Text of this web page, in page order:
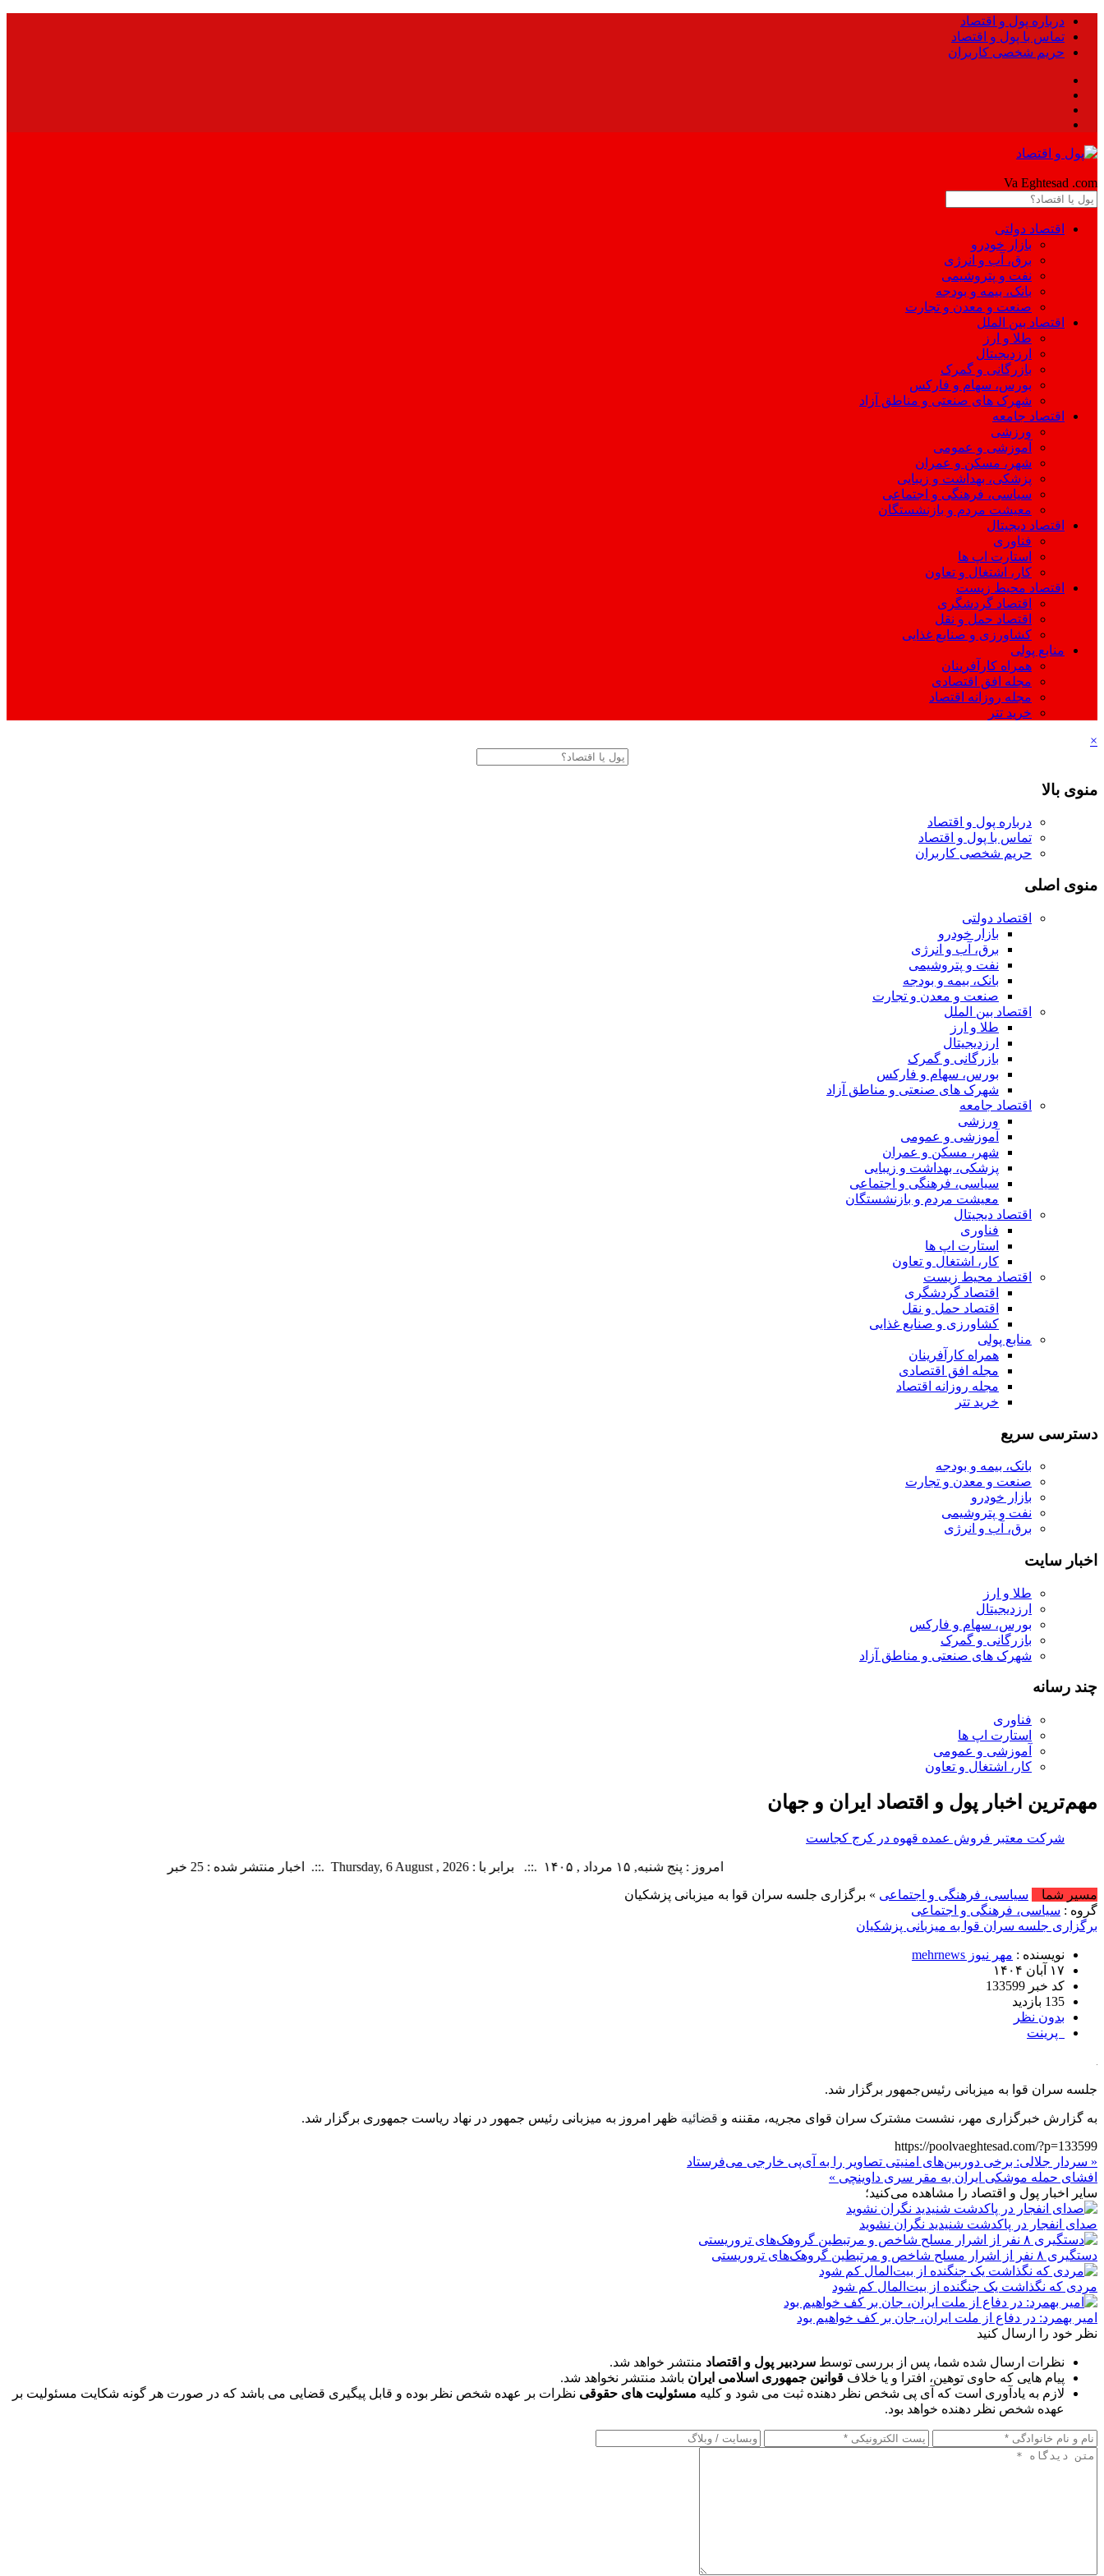
درباره پول و اقتصاد
تماس با پول و اقتصاد
حریم شخصی کاربران
Va Eghtesad .com
اقتصاد دولتی
بازار خودرو
برق، آب و انرژی
نفت و پتروشیمی
بانک، بیمه و بودجه
صنعت و معدن و تجارت
اقتصاد بین الملل
طلا و ارز
ارزدیجیتال
بازرگانی و گمرک
بورس، سهام و فارکس
شهرک های صنعتی و مناطق آزاد
اقتصاد جامعه
ورزشی
آموزشی و عمومی
شهر، مسکن و عمران
پزشکی، بهداشت و زیبایی
سیاسی، فرهنگی و اجتماعی
معیشت مردم و بازنشستگان
اقتصاد دیجیتال
فناوری
استارت اپ ها
کار، اشتغال و تعاون
اقتصاد محیط زیست
اقتصاد گردشگری
اقتصاد حمل و نقل
کشاورزی و صنایع غذایی
منابع پولی
همراه کارآفرینان
مجله افق اقتصادی
مجله روزانه اقتصاد
خرید تتر
×
منوی بالا
درباره پول و اقتصاد
تماس با پول و اقتصاد
حریم شخصی کاربران
منوی اصلی
اقتصاد دولتی
بازار خودرو
برق، آب و انرژی
نفت و پتروشیمی
بانک، بیمه و بودجه
صنعت و معدن و تجارت
اقتصاد بین الملل
طلا و ارز
ارزدیجیتال
بازرگانی و گمرک
بورس، سهام و فارکس
شهرک های صنعتی و مناطق آزاد
اقتصاد جامعه
ورزشی
آموزشی و عمومی
شهر، مسکن و عمران
پزشکی، بهداشت و زیبایی
سیاسی، فرهنگی و اجتماعی
معیشت مردم و بازنشستگان
اقتصاد دیجیتال
فناوری
استارت اپ ها
کار، اشتغال و تعاون
اقتصاد محیط زیست
اقتصاد گردشگری
اقتصاد حمل و نقل
کشاورزی و صنایع غذایی
منابع پولی
همراه کارآفرینان
مجله افق اقتصادی
مجله روزانه اقتصاد
خرید تتر
دسترسی سریع
بانک، بیمه و بودجه
صنعت و معدن و تجارت
بازار خودرو
نفت و پتروشیمی
برق، آب و انرژی
اخبار سایت
طلا و ارز
ارزدیجیتال
بورس، سهام و فارکس
بازرگانی و گمرک
شهرک های صنعتی و مناطق آزاد
چند رسانه
فناوری
استارت اپ ها
آموزشی و عمومی
کار، اشتغال و تعاون
مهم‌ترین اخبار پول و اقتصاد ایران و جهان
شرکت معتبر فروش عمده قهوه در کرج کجاست؟
امروز : پنج شنبه, ۱۵ مرداد , ۱۴۰۵ .::. برابر با : Thursday, 6 August , 2026 .::. اخبار منتشر شده : 25 خبر
مسیر شما
سیاسی، فرهنگی و اجتماعی » برگزاری جلسه سران قوا به میزبانی پزشکیان
گروه : سیاسی، فرهنگی و اجتماعی
برگزاری جلسه سران قوا به میزبانی پزشکیان
نویسنده : مهر نیوز mehrnews
۱۷ آبان ۱۴۰۴
کد خبر 133599
135 بازدید
بدون نظر
پرینت
جلسه سران قوا به میزبانی رئیس‌جمهور برگزار شد.
به گزارش خبرگزاری مهر، نشست مشترک سران قوای مجریه، مقننه و قضائیه ظهر امروز به میزبانی رئیس جمهور در نهاد ریاست جمهوری برگزار شد.
https://poolvaeghtesad.com/?p=133599
« سردار جلالی: برخی دوربین‌های امنیتی تصاویر را به آی‌پی خارجی می‌فرستاد
افشای حمله موشکی ایران به مقر سری داوینچی »
سایر اخبار پول و اقتصاد را مشاهده می‌کنید؛
صدای انفجار در پاکدشت شنیدید نگران نشوید
دستگیری ۸ نفر از اشرار مسلح شاخص و مرتبطین گروهک‌های تروریستی
مردی که نگذاشت یک جنگنده از بیت‌المال کم شود
امیر بهمرد: در دفاع از ملت ایران، جان بر کف خواهیم بود
نظر خود را ارسال کنید
نظرات ارسال شده شما، پس از بررسی توسط سردبیر پول و اقتصاد منتشر خواهد شد.
پیام هایی که حاوی توهین، افترا و یا خلاف قوانین جمهوری اسلامی ایران باشد منتشر نخواهد شد.
لازم به یادآوری است که آی پی شخص نظر دهنده ثبت می شود و کلیه مسئولیت های حقوقی نظرات بر عهده شخص نظر بوده و قابل پیگیری قضایی می باشد که در صورت هر گونه شکایت مسئولیت بر
عهده شخص نظر دهنده خواهد بود.